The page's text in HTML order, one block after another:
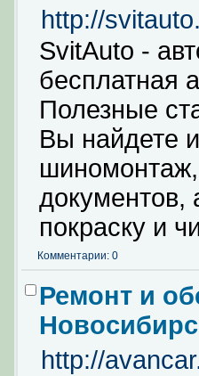
http://
SvitAuto -
бесплатная
Полезные
Вы найдете
документов,
покраску и
Комментарии: 0
Ремонт и
http://